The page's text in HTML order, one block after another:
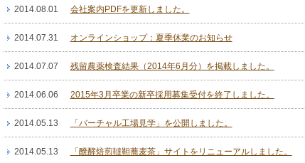
2014.08.01 会社案内PDFを更新しました。
2014.07.31 オンラインショップ：夏季休業のお知らせ
2014.07.07 残留農薬検査結果（2014年6月分）を掲載しました。
2014.06.06 2015年3月卒業の新卒採用募集受付を終了しました。
2014.05.13 「バーチャル工場見学」を公開しました。
2014.05.13 「醗酵焙煎韃靼蕎麦茶」サイトをリニューアルしました。